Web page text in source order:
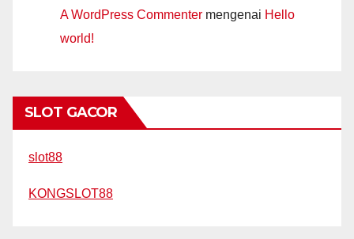
A WordPress Commenter mengenai Hello
world!
SLOT GACOR
slot88
KONGSLOT88